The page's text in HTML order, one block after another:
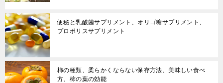
便秘と乳酸菌サプリメント、オリゴ糖サプリメント、
プロポリスサプリメント
柿の種類、柔らかくならない保存方法、美味しい食べ
方、柿の葉の効能